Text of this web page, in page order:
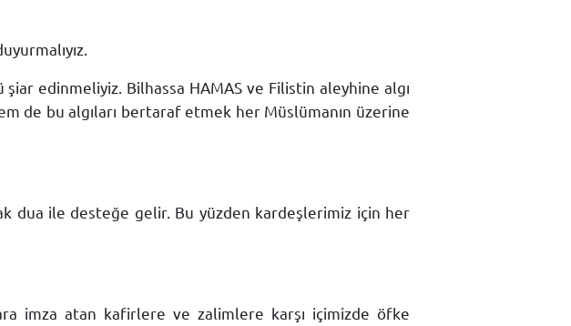
şiar edinmeliyiz. Bilhassa HAMAS ve Filistin aleyhine algı
de bu algıları bertaraf etmek her Müslümanın üzerine
dua ile desteğe gelir. Bu yüzden kardeşlerimiz için her
imza atan kafirlere ve zalimlere karşı içimizde öfke